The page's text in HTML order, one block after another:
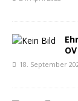
18. September